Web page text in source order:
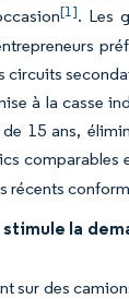
[1]. Les
circuits
à la casse
15 ans,
comparables
récents
la
sur des